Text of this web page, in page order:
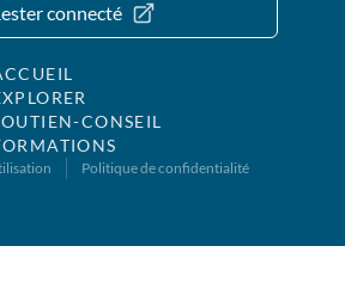
connecté
CONSEIL
Politique de confidentialité